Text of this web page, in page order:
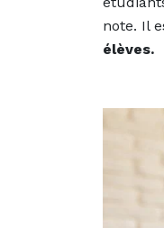
note. Il
élèves.